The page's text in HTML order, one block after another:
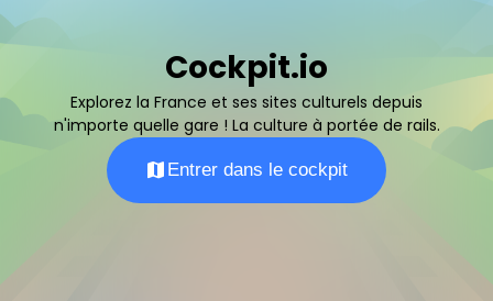
Cockpit.io
Explorez la France et ses sites culturels depuis
n'importe quelle gare ! La culture à portée de rails.
map Entrer dans le cockpit